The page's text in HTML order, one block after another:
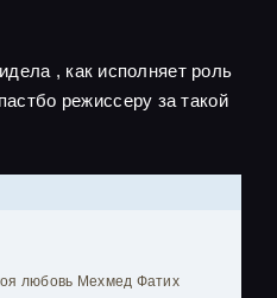
, как исполняет роль
режиссеру за такой
любовь Мехмед Фатих